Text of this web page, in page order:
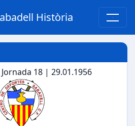
Història
18 | 29.01.1956